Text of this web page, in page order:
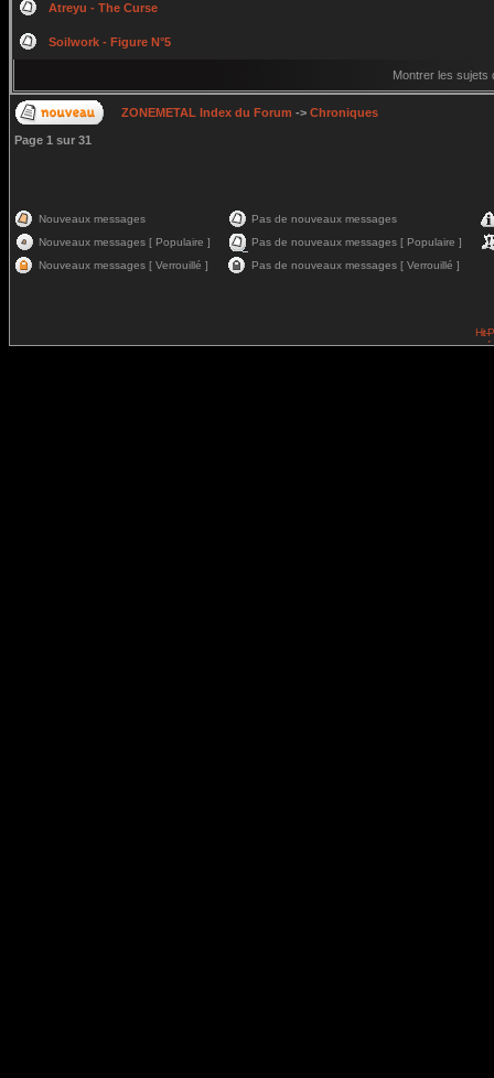
Atreyu - The Curse
Soilwork - Figure N°5
Montrer les sujets
ZONEMETAL Index du Forum -> Chroniques
Page 1 sur 31
Nouveaux messages
Pas de nouveaux messages
Nouveaux messages [ Populaire ]
Pas de nouveaux messages [ Populaire ]
Nouveaux messages [ Verrouillé ]
Pas de nouveaux messages [ Verrouillé ]